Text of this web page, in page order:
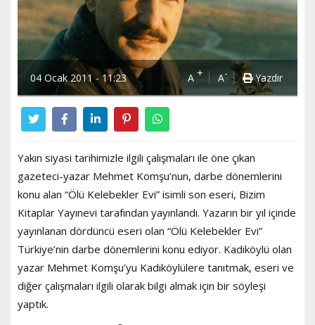
04 Ocak 2011 - 11:23 A + A- Yazdır
Yakın siyasi tarihimizle ilgili çalışmaları ile öne çıkan
gazeteci-yazar Mehmet Komşu’nun, darbe dönemlerini
konu alan “Ölü Kelebekler Evi” isimli son eseri, Bizim
Kitaplar Yayınevi tarafından yayınlandı. Yazarın bir yıl içinde
yayınlanan dördüncü eseri olan “Ölü Kelebekler Evi”
Türkiye’nin darbe dönemlerini konu ediyor. Kadıköylü olan
yazar Mehmet Komşu’yu Kadıköylülere tanıtmak, eseri ve
diğer çalışmaları ilgili olarak bilgi almak için bir söyleşi
yaptık.